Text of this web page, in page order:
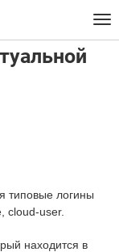
машине с Linux?
типовые логины
cloud-user.
находится в